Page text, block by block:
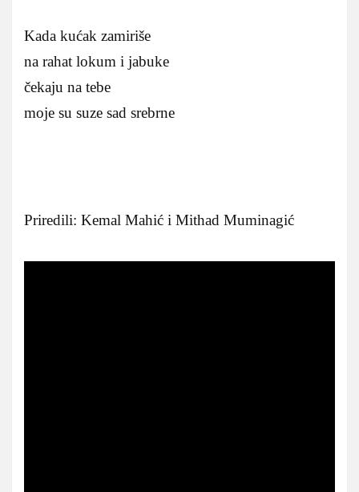
Kada kućak zamiriše
na rahat lokum i jabuke
čekaju na tebe
moje su suze sad srebrne
Priredili: Kemal Mahić i Mithad Muminagić